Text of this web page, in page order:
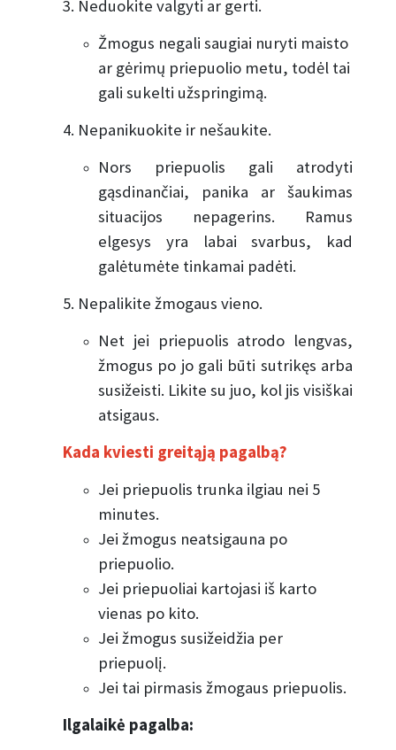
3. Neduokite valgyti ar gerti.
Žmogus negali saugiai nuryti maisto
ar gėrimų priepuolio metu, todėl tai
gali sukelti užspringimą.
4. Nepanikuokite ir nešaukite.
Nors priepuolis gali atrodyti
gąsdinančiai, panika ar šaukimas
situacijos nepagerins. Ramus
elgesys yra labai svarbus, kad
galėtumėte tinkamai padėti.
5. Nepalikite žmogaus vieno.
Net jei priepuolis atrodo lengvas,
žmogus po jo gali būti sutrikęs arba
susižeisti. Likite su juo, kol jis visiškai
atsigaus.
Kada kviesti greitąją pagalbą?
Jei priepuolis trunka ilgiau nei 5
minutes.
Jei žmogus neatsigauna po
priepuolio.
Jei priepuoliai kartojasi iš karto
vienas po kito.
Jei žmogus susižeidžia per
priepuolį.
Jei tai pirmasis žmogaus priepuolis.
Ilgalaikė pagalba: